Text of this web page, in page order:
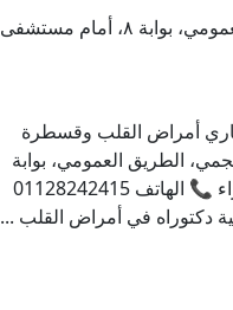
العجمي، الطريق العمومي، بوابة ٨، أمام مستشفى
أمراض القلب وقسطرة
الطريق العمومي، بوابة
٨، أمام مستشفى فاطمة الزهراء 📞 الهاتف 01128242415
دكتوراه في أمراض القلب ...